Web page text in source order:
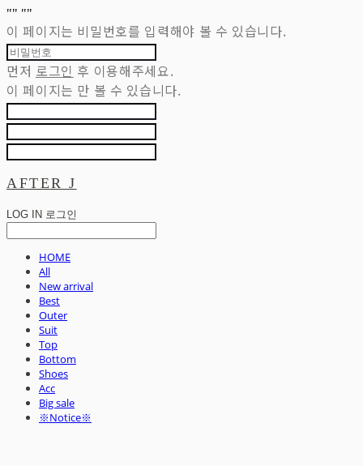
"" ""
이 페이지는 비밀번호를 입력해야 볼 수 있습니다.
먼저 로그인 후 이용해주세요.
이 페이지는 만 볼 수 있습니다.
AFTER J
LOG IN 로그인
HOME
All
New arrival
Best
Outer
Suit
Top
Bottom
Shoes
Acc
Big sale
※Notice※